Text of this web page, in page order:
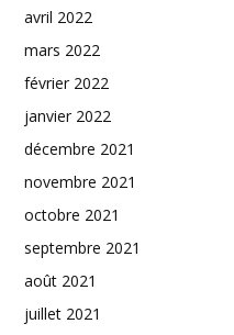
avril 2022
mars 2022
février 2022
janvier 2022
décembre 2021
novembre 2021
octobre 2021
septembre 2021
août 2021
juillet 2021